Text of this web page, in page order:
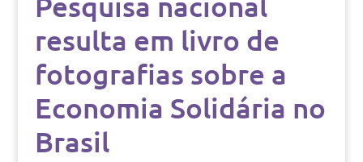
resulta em livro de
fotografias sobre a
Economia Solidária no
Brasil